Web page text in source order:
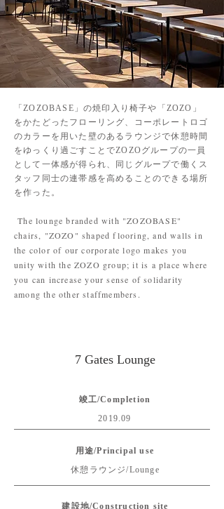
「ZOZOBASE」の焼印入り椅子や「ZOZO」
をかたどったフローリング、コーポレートロゴ
のカラーを用いた壁のあるラウンジで休憩時間
をゆっくり過ごすことでZOZOグループの一員
として一体感が得られ、同じグループで働くス
タッフ同士の連帯感を高めることのできる場所
を作った。
The lounge branded with "ZOZOBASE"
chairs, "ZOZO" shaped flooring, and walls in
the color of our corporate logo makes you
unity with the ZOZO group; it is a place where
you can increase your sense of solidarity
among the other staffmembers.
7 Gates Lounge
竣工/Completion
2019.09
用途/Principal use
休憩ラウンジ/Lounge
建設地/Construction site